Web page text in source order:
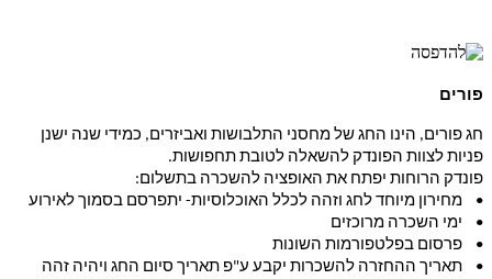
פורים
חג פורים, הינו החג של מחסני התלבושות ואביזרים, כמידי שנה ישנן
פניות לצוות הפונדק להשאלה לטובת תחפושות.
פונדק הרוחות יפתח את האופציה להשכרה בתשלום:
• מחירון מיוחד לחג וזהה לכלל האוכלוסיות- יתפרסם בסמוך לאירוע
• ימי השכרה מרוכזים
• פרסום בפלטפורמות השונות
• תאריך ההחזרה להשכרות יקבע ע"פ תאריך סיום החג ויהיה זהה